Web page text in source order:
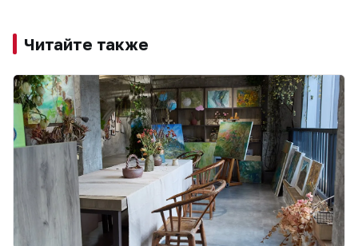
Читайте также